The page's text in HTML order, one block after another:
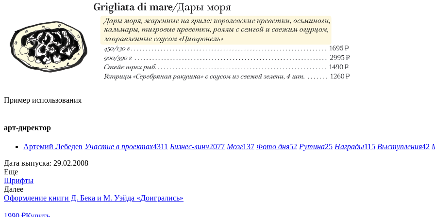
Пример использования
арт-директор
Артемий Лебедев Участие в проектах4311 Бизнес-линч2077 Мозг137 Фото дня52 Рутина25 Награды115 Выступления42
Дата выпуска: 29.02.2008
Еще
Шрифты
Далее
Оформление книги Д. Бека и М. Уэйда «Доигрались»